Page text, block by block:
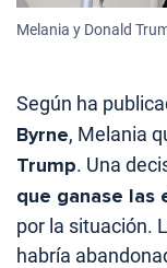
Melania y Donald
Según ha
Byrne, Melania
Trump. Una
que ganase las
por la situación.
habría